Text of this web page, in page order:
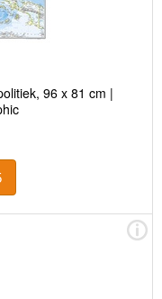
96 x 81 cm |